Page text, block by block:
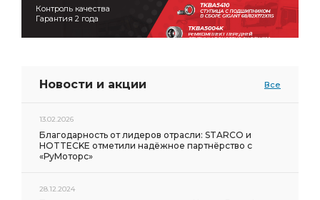
Контроль качества
Гарантия 2 года
Новости и акции Все
13.02.2026
Благодарность от лидеров отрасли: STARCO и
HOTTECKE отметили надёжное партнёрство с
«РуМоторс»
28.12.2024